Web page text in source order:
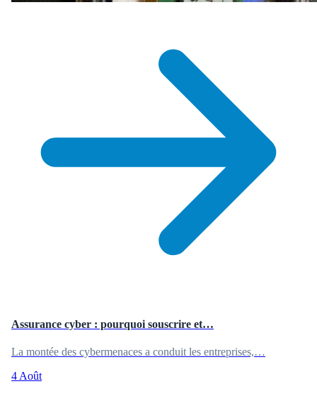
Assurance cyber : pourquoi souscrire et…
La montée des cybermenaces a conduit les entreprises,…
4 Août